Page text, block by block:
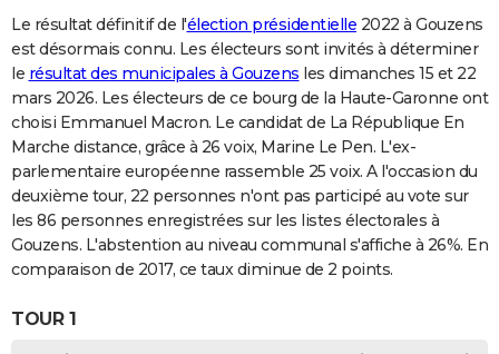
Le résultat définitif de l'élection présidentielle 2022 à Gouzens
est désormais connu. Les électeurs sont invités à déterminer
le résultat des municipales à Gouzens les dimanches 15 et 22
mars 2026. Les électeurs de ce bourg de la Haute-Garonne ont
choisi Emmanuel Macron. Le candidat de La République En
Marche distance, grâce à 26 voix, Marine Le Pen. L'ex-
parlementaire européenne rassemble 25 voix. A l'occasion du
deuxième tour, 22 personnes n'ont pas participé au vote sur
les 86 personnes enregistrées sur les listes électorales à
Gouzens. L'abstention au niveau communal s'affiche à 26%. En
comparaison de 2017, ce taux diminue de 2 points.
TOUR 1